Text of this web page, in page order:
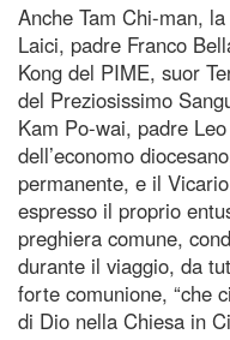
Anche Tam Chi-man,
Laici, padre Franco
Kong del PIME, suor
del Preziosissimo
Kam Po-wai, padre
dell’economo
permanente, e il
espresso il proprio
preghiera comune,
durante il viaggio, da
forte comunione, “che
di Dio nella Chiesa in